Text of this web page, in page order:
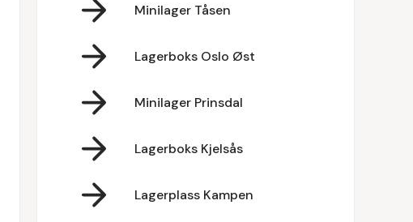
Minilager Tåsen
Lagerboks Oslo Øst
Minilager Prinsdal
Lagerboks Kjelsås
Lagerplass Kampen